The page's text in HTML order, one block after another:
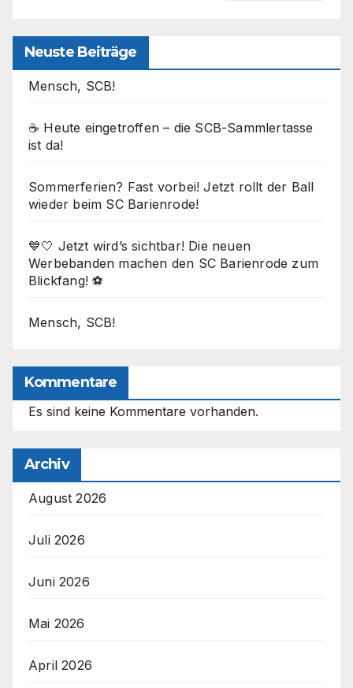
Neuste Beiträge
Mensch, SCB!
☕ Heute eingetroffen – die SCB-Sammlertasse
ist da!
Sommerferien? Fast vorbei! Jetzt rollt der Ball
wieder beim SC Barienrode!
💙🤍 Jetzt wird’s sichtbar! Die neuen
Werbebanden machen den SC Barienrode zum
Blickfang! ⚽
Mensch, SCB!
Kommentare
Es sind keine Kommentare vorhanden.
Archiv
August 2026
Juli 2026
Juni 2026
Mai 2026
April 2026